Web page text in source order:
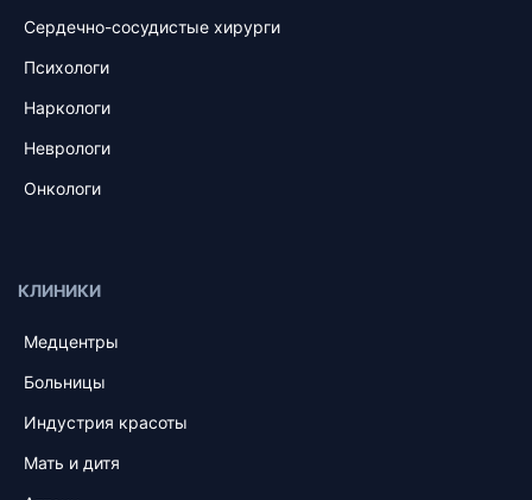
Сердечно-сосудистые хирурги
Психологи
Наркологи
Неврологи
Онкологи
КЛИНИКИ
Медцентры
Больницы
Индустрия красоты
Мать и дитя